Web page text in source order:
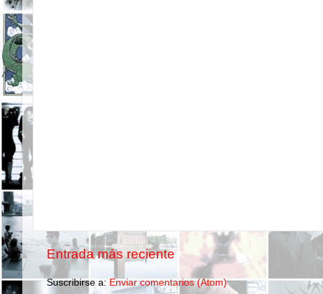
Entrada más reciente
Suscribirse a: Enviar comentarios (Atom)